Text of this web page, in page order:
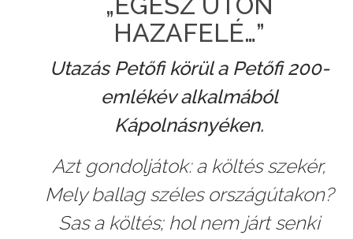
HAZAFELÉ…”
Utazás Petőfi körül a Petőfi 200-
emlékév alkalmából
Kápolnásnyéken.
Azt gondoljátok: a költés szekér,
Mely ballag széles országútakon?
Sas a költés; hol nem járt senki